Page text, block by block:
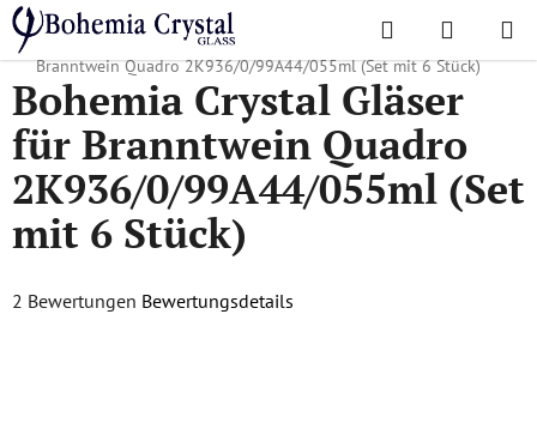
Zum
Inhalt
springen
Suchen
Startseite
/ Lieblingskollektionen /
Bohemia Crystal Gläser für
Branntwein Quadro 2K936/0/99A44/055ml (Set mit 6 Stück)
Bohemia Crystal Gläser
für Branntwein Quadro
2K936/0/99A44/055ml (Set
mit 6 Stück)
Die
2 Bewertungen Bewertungsdetails